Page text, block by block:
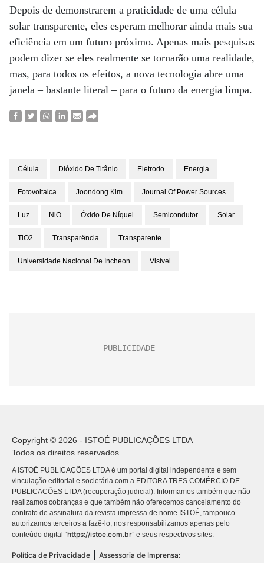
Depois de demonstrarem a praticidade de uma célula
solar transparente, eles esperam melhorar ainda mais sua
eficiência em um futuro próximo. Apenas mais pesquisas
podem dizer se eles realmente se tornarão uma realidade,
mas, para todos os efeitos, a nova tecnologia abre uma
janela – bastante literal – para o futuro da energia limpa.
Célula Dióxido De Titânio Eletrodo Energia
Fotovoltaica Joondong Kim Journal Of Power Sources
Luz NiO Óxido De Níquel Semicondutor Solar
TiO2 Transparência Transparente
Universidade Nacional De Incheon Visível
Copyright © 2026 - ISTOÉ PUBLICAÇÕES LTDA
Todos os direitos reservados.
A ISTOÉ PUBLICAÇÕES LTDA é um portal digital independente e sem
vinculação editorial e societária com a EDITORA TRES COMÉRCIO DE
PUBLICACÕES LTDA (recuperação judicial). Informamos também que não
realizamos cobranças e que também não oferecemos cancelamento do
contrato de assinatura da revista impressa de nome ISTOÉ, tampouco
autorizamos terceiros a fazê-lo, nos responsabilizamos apenas pelo
conteúdo digital “https://istoe.com.br” e seus respectivos sites.
Política de Privacidade Assessoria de Imprensa: